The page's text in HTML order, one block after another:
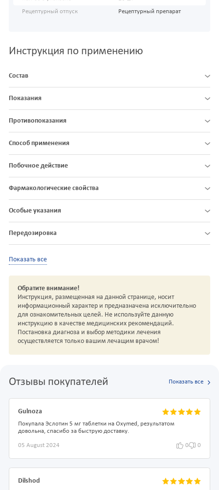
Рецептурный отпуск Рецептурный препарат
Инструкция по применению
Состав
Показания
Противопоказания
Способ применения
Побочное действие
Фармакологические свойства
Особые указания
Передозировка
Показать все
Обратите внимание!
Инструкция, размещенная на данной странице, носит
информационный характер и предназначена исключительно
для ознакомительных целей. Не используйте данную
инструкцию в качестве медицинских рекомендаций.
Постановка диагноза и выбор методики лечения
осуществляется только вашим лечащим врачом!
Отзывы покупателей Показать все
Gulnoza
Покупала Эслотин 5 мг таблетки на Oxymed, результатом
довольна, спасибо за быструю доставку.
05 August 2024 0 0
Dilshod